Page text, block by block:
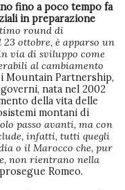
fino a poco tempo fa
in preparazione
round di
ottobre, è apparso un
via di sviluppo come
al cambiamento
Mountain Partnership,
nata nel 2002
della vita delle
montani di
passo avanti, ma con
infatti, tutti quegli
o il Marocco che, pur
non rientrano nella
Romeo.